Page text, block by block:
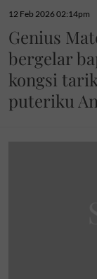
12 Feb 2026 02:14pm
Genius
bergelar
kongsi
puteriku